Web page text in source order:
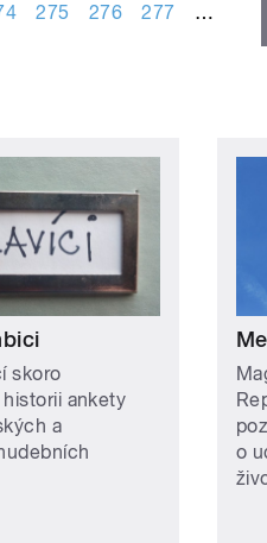
275 276 277 …
skoro
ankety
a
o